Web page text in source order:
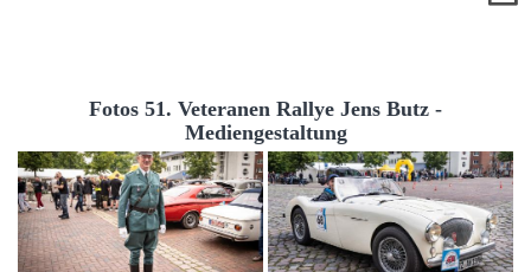
Fotos 51. Veteranen Rallye Jens Butz -
Mediengestaltung